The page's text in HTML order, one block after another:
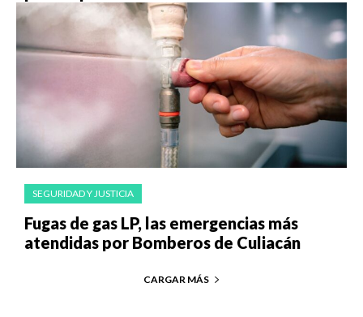
SEGURIDAD Y JUSTICIA
Fugas de gas LP, las emergencias más
atendidas por Bomberos de Culiacán
CARGAR MÁS